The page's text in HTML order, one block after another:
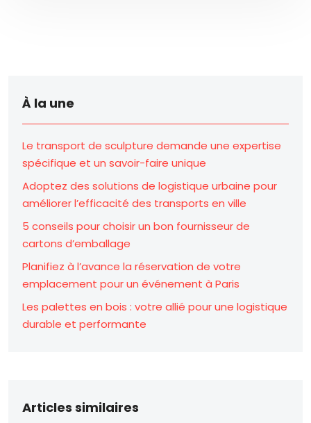
À la une
Le transport de sculpture demande une expertise
spécifique et un savoir-faire unique
Adoptez des solutions de logistique urbaine pour
améliorer l’efficacité des transports en ville
5 conseils pour choisir un bon fournisseur de
cartons d’emballage
Planifiez à l’avance la réservation de votre
emplacement pour un événement à Paris
Les palettes en bois : votre allié pour une logistique
durable et performante
Articles similaires